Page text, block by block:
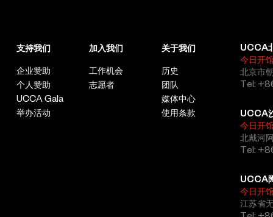
支持我们
企业赞助
个人赞助
UCCA Gala
举办活动
加入我们
工作机会
志愿者
关于我们
历史
团队
媒体中心
使用条款
UCCA
今日开
北京市
Tel:
UCCA
今日开
北戴河
Tel:
UCCA
今日开
江苏省